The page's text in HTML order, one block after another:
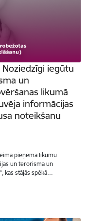
iegūtu
un
likumā
informācijas
noteikšanu
pieņēma likumu
un terorisma un
kas stājās spēkā…